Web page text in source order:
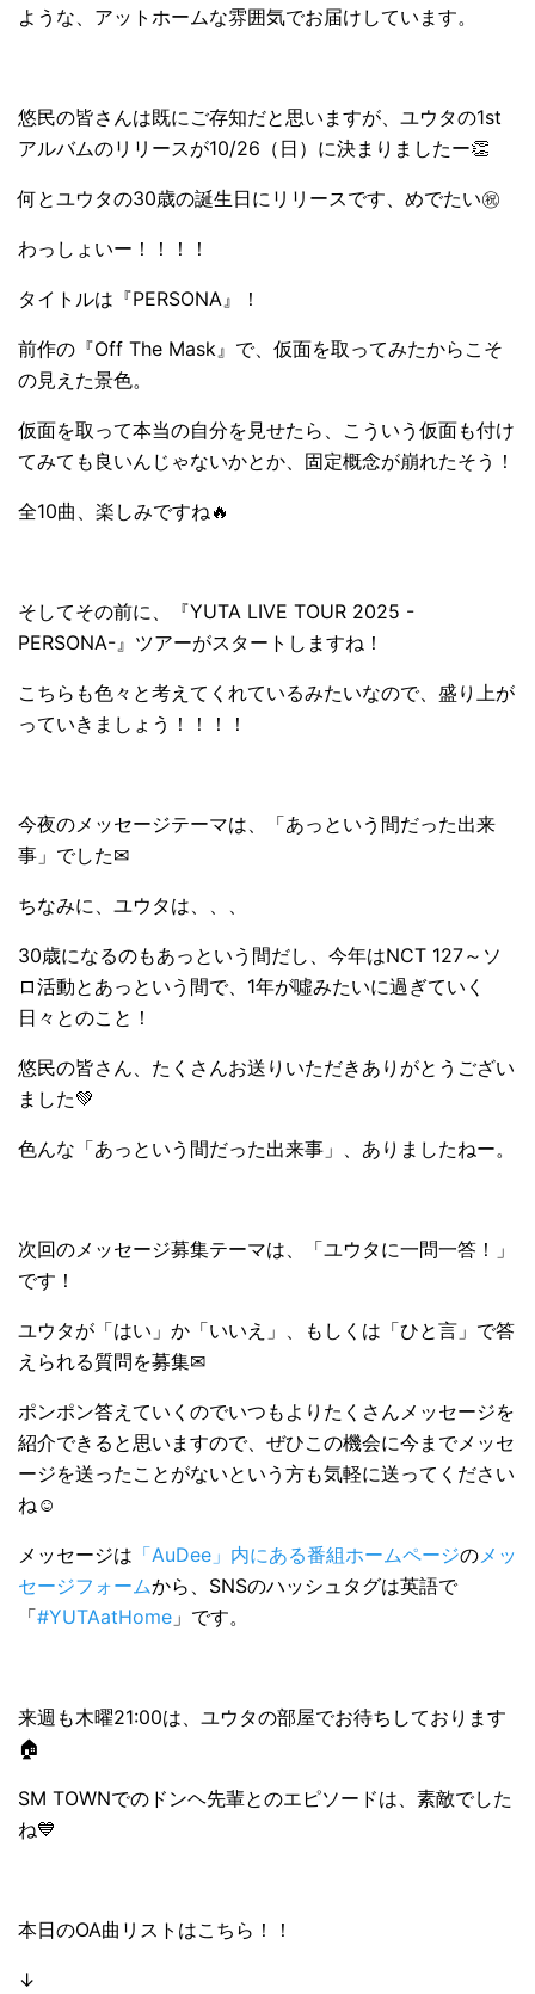
ような、アットホームな雰囲気でお届けしています。
悠民の皆さんは既にご存知だと思いますが、ユウタの1st
アルバムのリリースが10/26（日）に決まりましたー👏
何とユウタの30歳の誕生日にリリースです、めでたい㊗
わっしょいー！！！！
タイトルは『PERSONA』！
前作の『Off The Mask』で、仮面を取ってみたからこそ
の見えた景色。
仮面を取って本当の自分を見せたら、こういう仮面も付け
てみても良いんじゃないかとか、固定概念が崩れたそう！
全10曲、楽しみですね🔥
そしてその前に、『YUTA LIVE TOUR 2025 -
PERSONA-』ツアーがスタートしますね！
こちらも色々と考えてくれているみたいなので、盛り上が
っていきましょう！！！！
今夜のメッセージテーマは、「あっという間だった出来
事」でした✉
ちなみに、ユウタは、、、
30歳になるのもあっという間だし、今年はNCT 127～ソ
ロ活動とあっという間で、1年が噓みたいに過ぎていく
日々とのこと！
悠民の皆さん、たくさんお送りいただきありがとうござい
ました💚
色んな「あっという間だった出来事」、ありましたねー。
次回のメッセージ募集テーマは、「ユウタに一問一答！」
です！
ユウタが「はい」か「いいえ」、もしくは「ひと言」で答
えられる質問を募集✉
ポンポン答えていくのでいつもよりたくさんメッセージを
紹介できると思いますので、ぜひこの機会に今までメッセ
ージを送ったことがないという方も気軽に送ってください
ね☺
メッセージは 「AuDee」内にある番組ホームページのメッ
セージフォームから、SNSのハッシュタグは英語で
「#YUTAatHome 」です。
来週も木曜21:00は、ユウタの部屋でお待ちしております
🏠
SM TOWNでのドンヘ先輩とのエピソードは、素敵でした
ね💙
本日のOA曲リストはこちら！！
↓